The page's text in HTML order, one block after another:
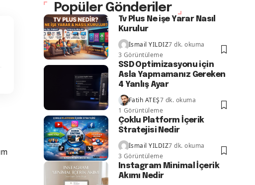
Popüler Gönderiler
Tv Plus Ne işe Yarar Nasıl
Kurulur
İsmail YILDIZ7 dk. okuma
3 Görüntüleme
SSD Optimizasyonu için
Asla Yapmamanız Gereken
4 Yanlış Ayar
Fatih ATEŞ7 dk. okuma
1 Görüntüleme
Çoklu Platform İçerik
Stratejisi Nedir
İsmail YILDIZ7 dk. okuma
3 Görüntüleme
Instagram Minimal İçerik
Akımı Nedir